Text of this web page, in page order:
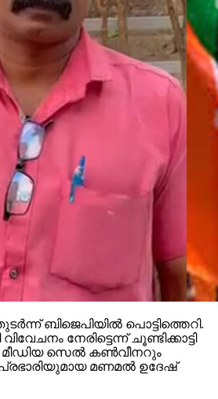
ബിജെപിയില്‍ പൊട്ടിത്തെറി.
നേരിട്ടെന്ന് ചൂണ്ടിക്കാട്ടി
മീഡിയ സെല്‍ കണ്‍വീനറും
മണമല്‍ ഉദേഷ്